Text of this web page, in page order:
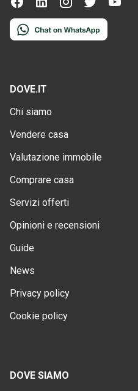
DOVE.IT
Chi siamo
Vendere casa
Valutazione immobile
Comprare casa
Servizi offerti
Opinioni e recensioni
Guide
News
Privacy policy
Cookie policy
DOVE SIAMO